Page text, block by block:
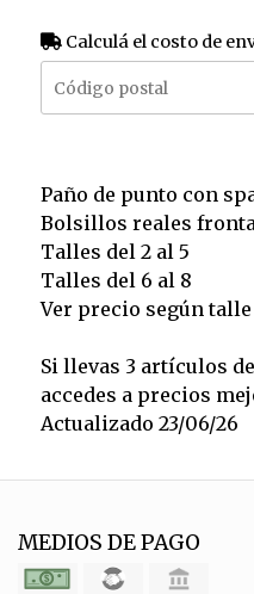
Calculá el costo de
Paño de punto con
Bolsillos reales
Talles del 2 al 5
Talles del 6 al 8
Ver precio según talle
Si llevas 3 artículos
accedes a precios
Actualizado 23/06/26
MEDIOS DE PAGO